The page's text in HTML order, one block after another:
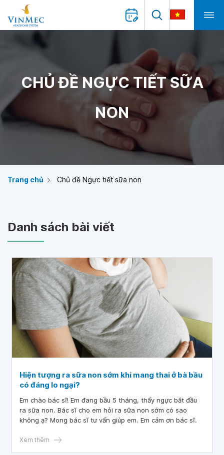
CHỦ ĐỀ NGỰC TIẾT SỮA
NON
Trang chủ Chủ đề Ngực tiết sữa non
Danh sách bài viết
Hiện tượng ra sữa non sớm khi mang thai ở bà bầu
có đáng lo ngại?
Em chào bác sĩ! Em đang bầu 5 tháng, thấy ngực bắt đầu
ra sữa non. Bác sĩ cho em hỏi ra sữa non sớm có sao
không ạ? Mong bác sĩ tư vấn giúp em. Em cảm ơn bác sĩ.
Xem thêm